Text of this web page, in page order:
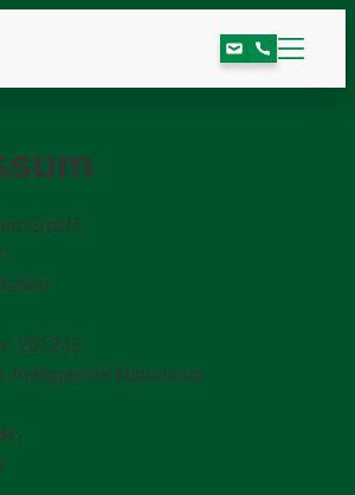
GmbH
201243
Amtsgericht Mannheim